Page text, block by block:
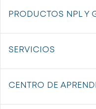
PRODUCTOS NPL Y
SERVICIOS
CENTRO DE